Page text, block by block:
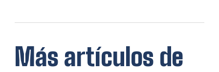
Más artículos de